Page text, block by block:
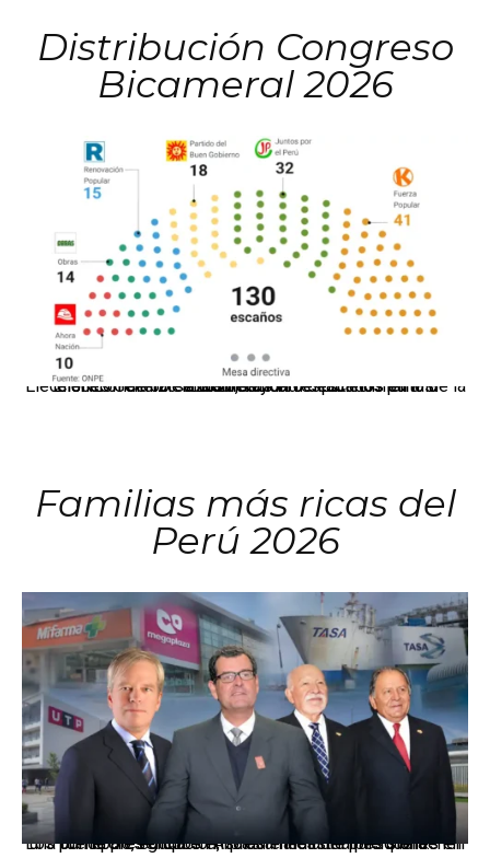
Distribución Congreso
Bicameral 2026
El JNE oficializó la distribución de escaños para la elección de 60 senadores y 130 diputados en las Elecciones Generales 2026, tras el restablecimiento de la Bicameralidad.
Familias más ricas del
Perú 2026
Los principales grupos empresariales del país mantienen una fuerte presencia en Áncash mediante inversiones en comercio, educación, salud e industria pesquera.